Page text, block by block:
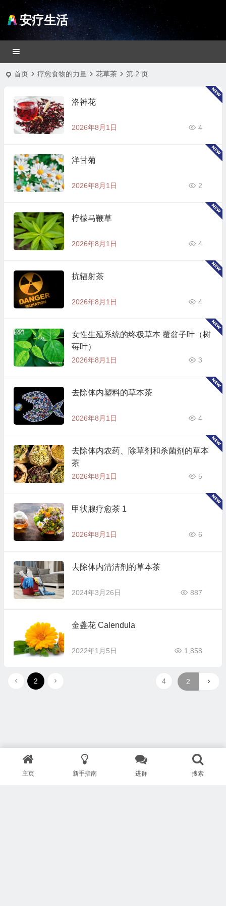
安疗生活
首页 疗愈食物的力量 花草茶 第 2 页
洛神花
2026年8月1日 4
洋甘菊
2026年8月1日 2
柠檬马鞭草
2026年8月1日 4
抗辐射茶
2026年8月1日 4
女性生殖系统的终极草本 覆盆子叶（树
莓叶）
2026年8月1日 3
去除体内塑料的草本茶
2026年8月1日 4
去除体内农药、除草剂和杀菌剂的草本
茶
2026年8月1日 5
甲状腺疗愈茶 1
2026年8月1日 6
去除体内清洁剂的草本茶
2024年3月26日 887
金盏花 Calendula
2022年1月5日 1,858
4
2
主页 新手指南 进群 搜索